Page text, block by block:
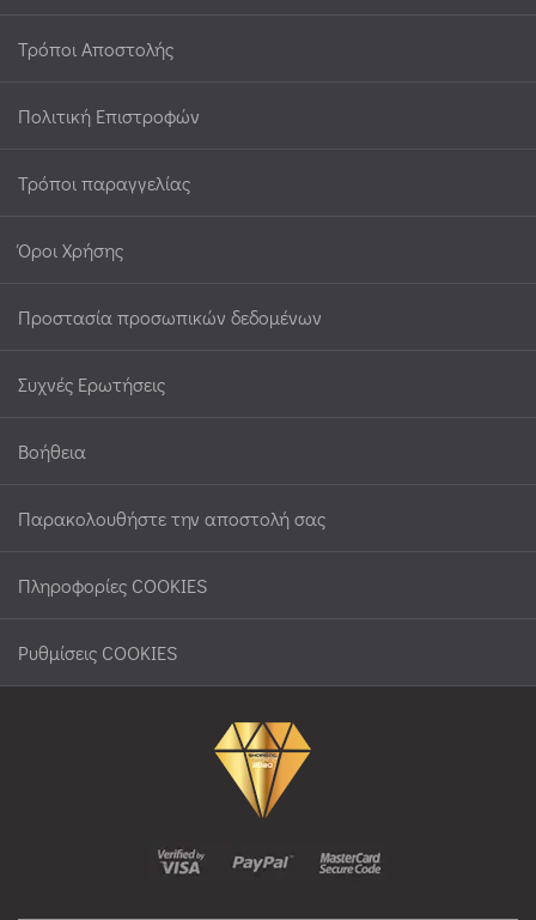
Τρόποι Αποστολής
Πολιτική Επιστροφών
Τρόποι παραγγελίας
Όροι Χρήσης
Προστασία προσωπικών δεδομένων
Συχνές Ερωτήσεις
Βοήθεια
Παρακολουθήστε την αποστολή σας
Πληροφορίες COOKIES
Ρυθμίσεις COOKIES